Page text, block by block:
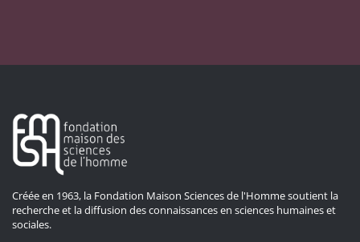
Créée en 1963, la Fondation Maison Sciences de l'Homme soutient la
recherche et la diffusion des connaissances en sciences humaines et
sociales.